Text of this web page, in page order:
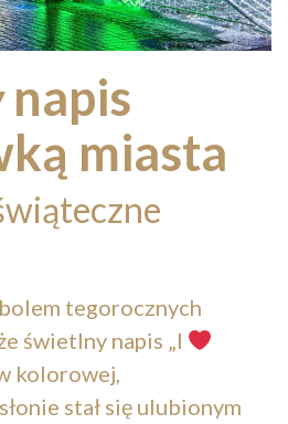
napis
miasta
tegorocznych
świetlny napis „I
kolorowej,
stał się ulubionym